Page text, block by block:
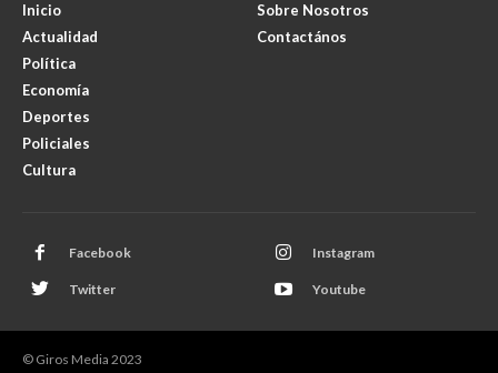
Inicio
Actualidad
Política
Economía
Deportes
Policiales
Cultura
Sobre Nosotros
Contactános
Facebook Instagram
Twitter Youtube
© Giros Media 2023